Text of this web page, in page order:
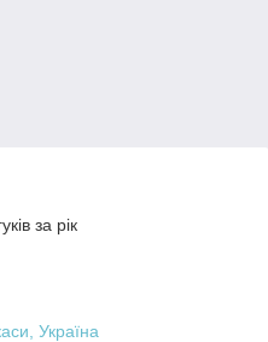
за рік
Україна